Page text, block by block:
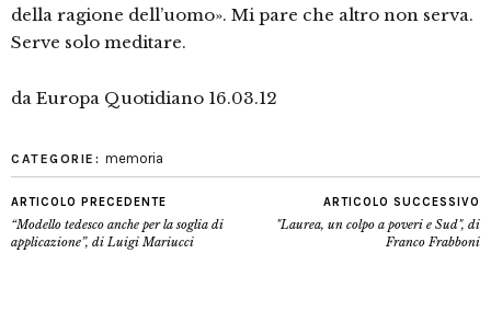
della ragione dell’uomo». Mi pare che altro non serva.
Serve solo meditare.
da Europa Quotidiano 16.03.12
CATEGORIE: memoria
ARTICOLO PRECEDENTE
“Modello tedesco anche per la soglia di
applicazione”, di Luigi Mariucci
ARTICOLO SUCCESSIVO
"Laurea, un colpo a poveri e Sud", di
Franco Frabboni